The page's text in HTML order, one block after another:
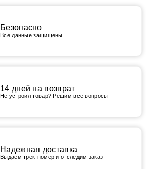
Безопасно
Все данные защищены
14 дней на возврат
Не устроил товар? Решим все вопросы
Надежная доставка
Выдаем трек-номер и отследим заказ